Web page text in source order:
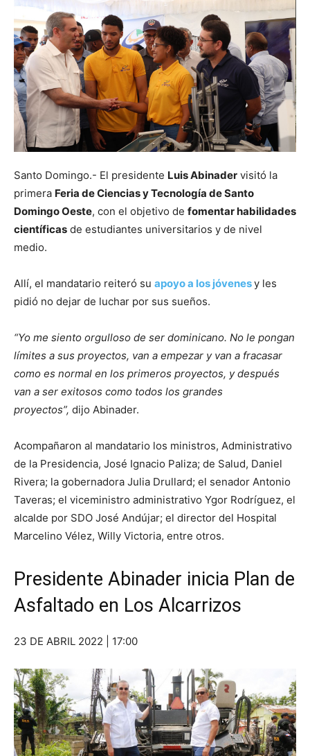
Santo Domingo.- El presidente Luis Abinader visitó la
primera Feria de Ciencias y Tecnología de Santo
Domingo Oeste, con el objetivo de fomentar habilidades
científicas de estudiantes universitarios y de nivel
medio.
Allí, el mandatario reiteró su apoyo a los jóvenesy les
pidió no dejar de luchar por sus sueños.
“Yo me siento orgulloso de ser dominicano. No le pongan
límites a sus proyectos, van a empezar y van a fracasar
como es normal en los primeros proyectos, y después
van a ser exitosos como todos los grandes
proyectos”, dijo Abinader.
Acompañaron al mandatario los ministros, Administrativo
de la Presidencia, José Ignacio Paliza; de Salud, Daniel
Rivera; la gobernadora Julia Drullard; el senador Antonio
Taveras; el viceministro administrativo Ygor Rodríguez, el
alcalde por SDO José Andújar; el director del Hospital
Marcelino Vélez, Willy Victoria, entre otros.
Presidente Abinader inicia Plan de
Asfaltado en Los Alcarrizos
23 DE ABRIL 2022 | 17:00